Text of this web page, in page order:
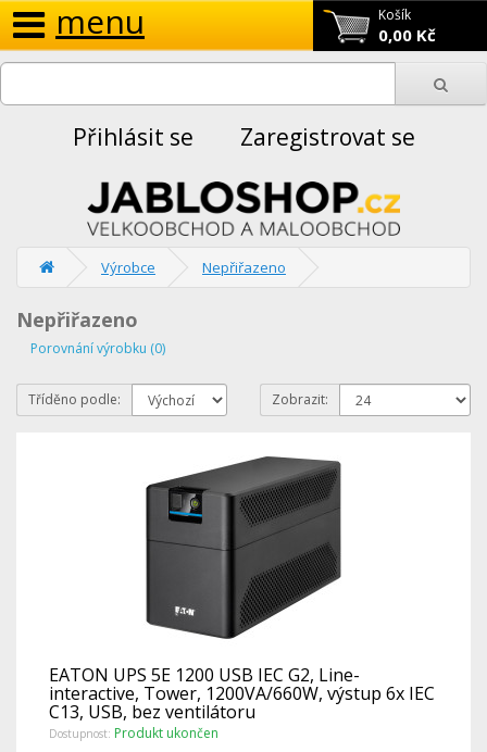
Košík
0,00 Kč
menu
Přihlásit se Zaregistrovat se
Výrobce Nepřiřazeno
Nepřiřazeno
Porovnání výrobku (0)
Tříděno podle: Zobrazit:
EATON UPS 5E 1200 USB IEC G2, Line-
interactive, Tower, 1200VA/660W, výstup 6x IEC
C13, USB, bez ventilátoru
Dostupnost: Produkt ukončen